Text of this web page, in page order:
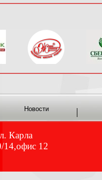
Карла
14,офис 12
Новости